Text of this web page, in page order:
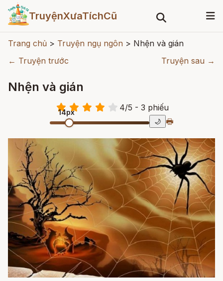
TruyệnXưaTíchCũ
Trang chủ > Truyện ngụ ngôn > Nhện và gián
← Truyện trước
Truyện sau →
Nhện và gián
4/5 - 3 phiếu
14px
🌙 🖶